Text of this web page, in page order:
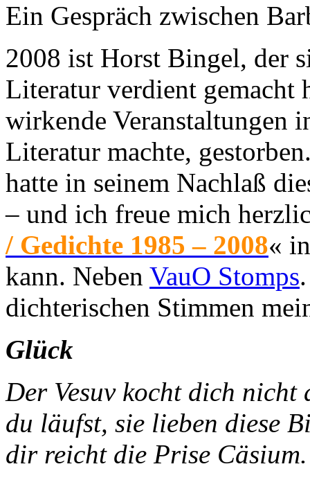
Ein Gespräch zwischen
2008 ist Horst Bingel, der
Literatur verdient gemacht
wirkende Veranstaltungen
Literatur machte,
hatte in seinem Nachlaß
– und ich freue mich
/ Gedichte 1985 – 2008«
kann. Neben VauO Stomps
dichterischen Stimmen
Glück
Der Vesuv kocht
du läufst, sie lieben diese
dir reicht die Prise Cäsium.